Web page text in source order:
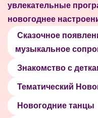
увлекательные
новогоднее
Сказочное
музыкальное
Знакомство с
Тематический
Новогодние танцы